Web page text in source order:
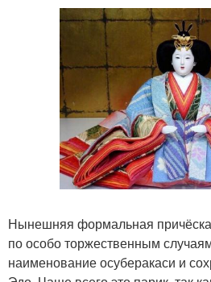
Нынешняя формальная
по особо торжественным
наименование осуберакаси и